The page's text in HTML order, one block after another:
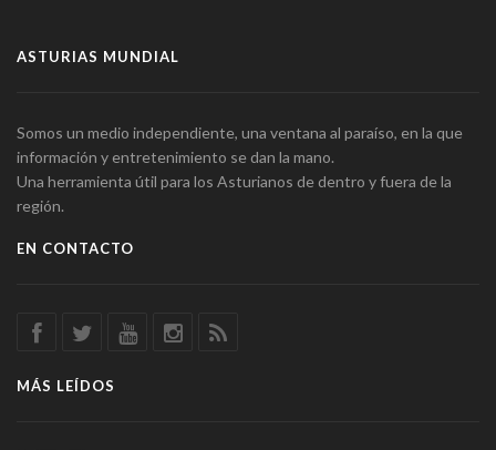
ASTURIAS MUNDIAL
Somos un medio independiente, una ventana al paraíso, en la que
información y entretenimiento se dan la mano.
Una herramienta útil para los Asturianos de dentro y fuera de la
región.
EN CONTACTO
MÁS LEÍDOS